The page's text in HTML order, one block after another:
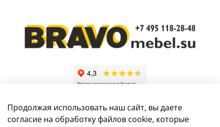
Продолжая использовать наш сайт, вы даете
согласие на обработку файлов cookie, которые